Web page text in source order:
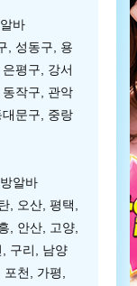
바
, 성동구, 용
평구, 강서
작구, 관악
문구, 중랑
알바
, 오산, 평택,
, 안산, 고양,
구리, 남양
천, 가평,